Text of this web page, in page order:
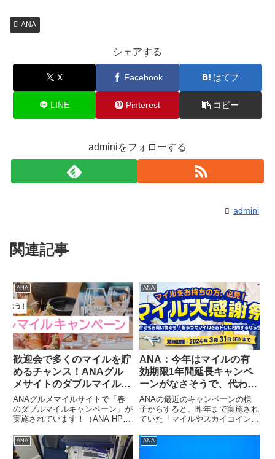
ANA
シェアする
X Facebook はてブ
LINE Pinterest コピー
adminiをフォローする
admini
関連記事
ANA
歓迎会で多くのマイルを貯
めるチャンス！ANAグル
メサイトのダブルマイルキ
ャンペーン
ANAグルメマイルサイトで「春
のダブルマイルキャンペーン」が
実施されています！（ANA HPか
もし歓迎会の幹事をされるようで
したら、ANAグルメサイトを利
ANA
ANA：今年はマイルの有
効期限1年間延長キャンペ
ーンがなさそうで、代わり
にマイル感謝祭！
ANAの最近のキャンペーンの様
子からすると、昨年まで実施され
ていた「マイルやスカイコインの
ンは今年実施されなそうです
ね。。。。昨年は2月3日頃に有
ANA ANA